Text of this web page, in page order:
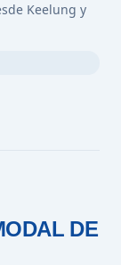
Keelung y
DE